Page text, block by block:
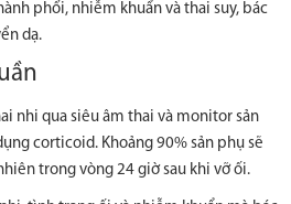
phổi, nhiễm khuẩn và thai suy, bác
dạ.
nhi qua siêu âm thai và monitor sản
corticoid. Khoảng 90% sản phụ sẽ
trong vòng 24 giờ sau khi vỡ ối.